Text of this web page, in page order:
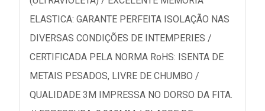
ELASTICA: GARANTE PERFEITA ISOLAÇÃO NAS
DIVERSAS CONDIÇÕES DE INTEMPERIES /
CERTIFICADA PELA NORMA RoHS: ISENTA DE
METAIS PESADOS, LIVRE DE CHUMBO /
QUALIDADE 3M IMPRESSA NO DORSO DA FITA.